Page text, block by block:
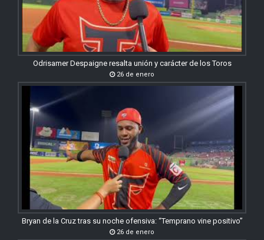
Odrisamer Despaigne resalta unión y carácter de los Toros
26 de enero
Bryan de la Cruz tras su noche ofensiva: “Temprano vine positivo”
26 de enero